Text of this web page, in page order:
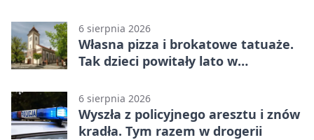
6 sierpnia 2026
Własna pizza i brokatowe tatuaże.
Tak dzieci powitały lato w
6 sierpnia 2026
Wyszła z policyjnego aresztu i znów
kradła. Tym razem w drogerii